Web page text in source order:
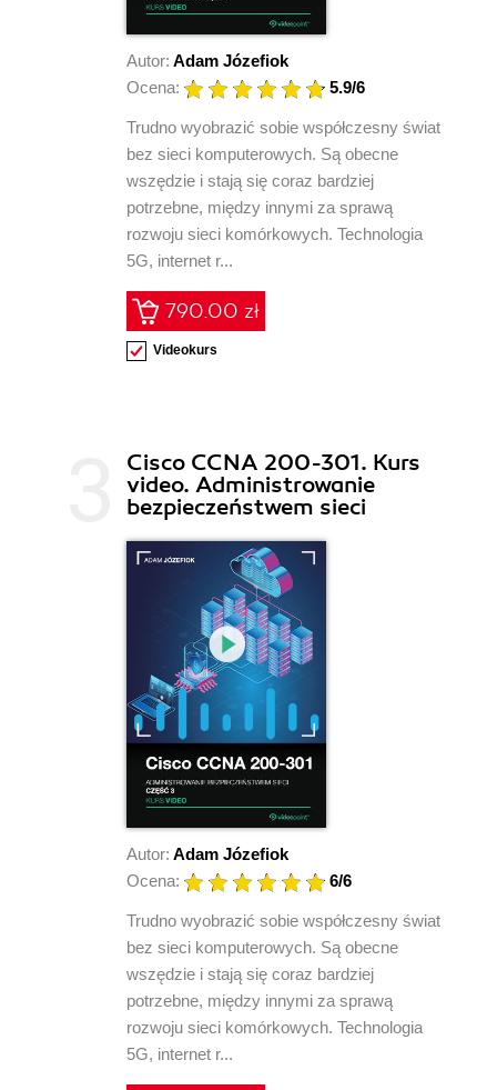
Autor: Adam Józefiok
Ocena:
5.9/6
Trudno wyobrazić sobie współczesny świat
bez sieci komputerowych. Są obecne
wszędzie i stają się coraz bardziej
potrzebne, między innymi za sprawą
rozwoju sieci komórkowych. Technologia
5G, internet r...
790.00 zł
Videokurs
Cisco CCNA 200-301. Kurs
video. Administrowanie
bezpieczeństwem sieci
Autor: Adam Józefiok
Ocena:
6/6
Trudno wyobrazić sobie współczesny świat
bez sieci komputerowych. Są obecne
wszędzie i stają się coraz bardziej
potrzebne, między innymi za sprawą
rozwoju sieci komórkowych. Technologia
5G, internet r...